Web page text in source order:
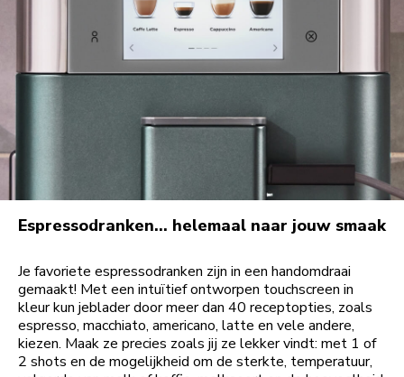
Espressodranken… helemaal naar jouw smaak
Je favoriete espressodranken zijn in een handomdraai
gemaakt! Met een intuïtief ontworpen touchscreen in
kleur kun jeblader door meer dan 40 receptopties, zoals
espresso, macchiato, americano, latte en vele andere,
kiezen. Maak ze precies zoals jij ze lekker vindt: met 1 of
2 shots en de mogelijkheid om de sterkte, temperatuur,